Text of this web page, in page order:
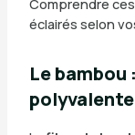
Comprendre
éclairés selon
Le